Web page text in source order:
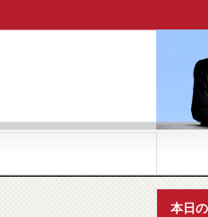
宮崎・鹿
本日